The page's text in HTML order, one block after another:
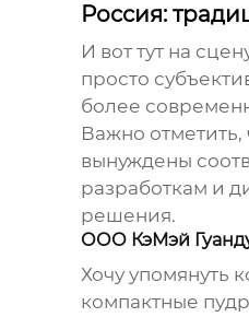
Россия:
И вот тут на
просто
более
Важно
вынуждены
разработкам и
решения.
ООО КэМэй
Хочу упомянуть
компактные